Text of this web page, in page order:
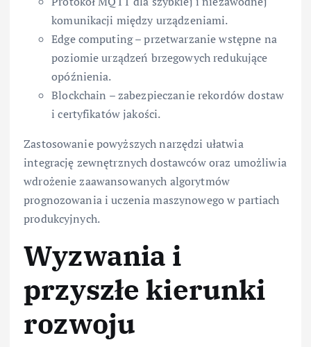
komunikacji między urządzeniami.
Edge computing – przetwarzanie wstępne na
poziomie urządzeń brzegowych redukujące
opóźnienia.
Blockchain – zabezpieczanie rekordów dostaw
i certyfikatów jakości.
Zastosowanie powyższych narzędzi ułatwia
integrację zewnętrznych dostawców oraz umożliwia
wdrożenie zaawansowanych algorytmów
prognozowania i uczenia maszynowego w partiach
produkcyjnych.
Wyzwania i
przyszłe kierunki
rozwoju